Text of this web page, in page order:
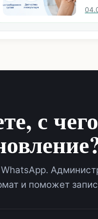
с
и поможет